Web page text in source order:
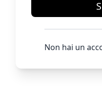
Non hai un